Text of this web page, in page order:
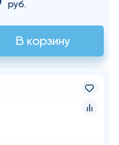
руб.
В корзину